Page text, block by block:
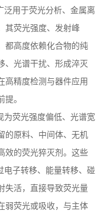
泛用于荧光分析、金属离
其荧光强度、发射峰
都高度依赖化合物的纯
、光谱干扰、形成淬灭
高精度检测与器件应用
。
为荧光强度偏低、光谱宽
的原料、中间体、无机
效的荧光猝灭剂。这些
电子转移、能量转移、碰
失活，直接导致荧光量
弱荧光或吸收，与主体